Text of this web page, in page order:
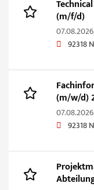
(m/f/d)
92318
(m/w/d)
92318